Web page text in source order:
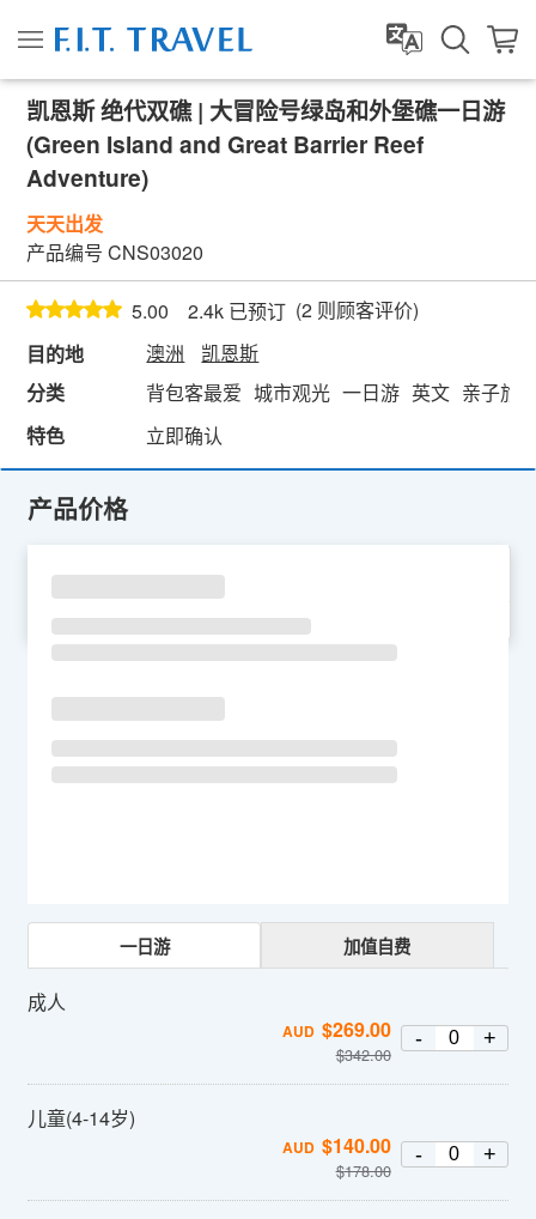
凯恩斯 绝代双礁 | 大冒险号绿岛和外堡礁一日游
(Green Island and Great Barrier Reef
Adventure)
天天出发
产品编号 CNS03020
5.00 2.4k 已预订 (2 则顾客评价)
目的地
澳洲
凯恩斯
分类
背包客最爱 城市观光 一日游 英文 亲子旅
特色
立即确认
产品价格
一日游 加值自费
成人
AUD $269.00
$342.00
- +
儿童(4-14岁)
AUD $140.00
$178.00
- +